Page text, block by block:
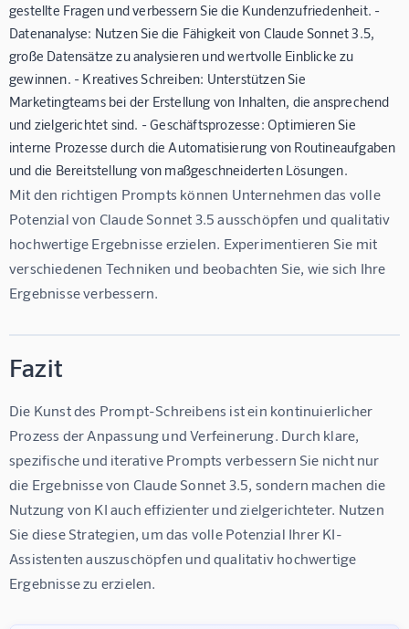
gestellte Fragen und verbessern Sie die Kundenzufriedenheit. -
Datenanalyse: Nutzen Sie die Fähigkeit von Claude Sonnet 3.5,
große Datensätze zu analysieren und wertvolle Einblicke zu
gewinnen. - Kreatives Schreiben: Unterstützen Sie
Marketingteams bei der Erstellung von Inhalten, die ansprechend
und zielgerichtet sind. - Geschäftsprozesse: Optimieren Sie
interne Prozesse durch die Automatisierung von Routineaufgaben
und die Bereitstellung von maßgeschneiderten Lösungen.
Mit den richtigen Prompts können Unternehmen das volle
Potenzial von Claude Sonnet 3.5 ausschöpfen und qualitativ
hochwertige Ergebnisse erzielen. Experimentieren Sie mit
verschiedenen Techniken und beobachten Sie, wie sich Ihre
Ergebnisse verbessern.
Fazit
Die Kunst des Prompt-Schreibens ist ein kontinuierlicher
Prozess der Anpassung und Verfeinerung. Durch klare,
spezifische und iterative Prompts verbessern Sie nicht nur
die Ergebnisse von Claude Sonnet 3.5, sondern machen die
Nutzung von KI auch effizienter und zielgerichteter. Nutzen
Sie diese Strategien, um das volle Potenzial Ihrer KI-
Assistenten auszuschöpfen und qualitativ hochwertige
Ergebnisse zu erzielen.